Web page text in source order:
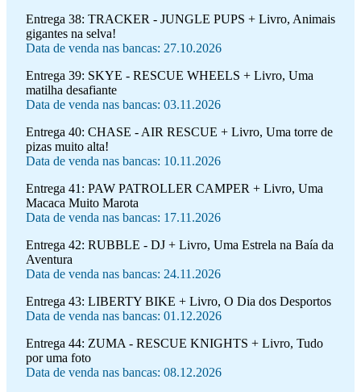
Entrega 38: TRACKER - JUNGLE PUPS + Livro, Animais
gigantes na selva!
Data de venda nas bancas: 27.10.2026
Entrega 39: SKYE - RESCUE WHEELS + Livro, Uma
matilha desafiante
Data de venda nas bancas: 03.11.2026
Entrega 40: CHASE - AIR RESCUE + Livro, Uma torre de
pizas muito alta!
Data de venda nas bancas: 10.11.2026
Entrega 41: PAW PATROLLER CAMPER + Livro, Uma
Macaca Muito Marota
Data de venda nas bancas: 17.11.2026
Entrega 42: RUBBLE - DJ + Livro, Uma Estrela na Baía da
Aventura
Data de venda nas bancas: 24.11.2026
Entrega 43: LIBERTY BIKE + Livro, O Dia dos Desportos
Data de venda nas bancas: 01.12.2026
Entrega 44: ZUMA - RESCUE KNIGHTS + Livro, Tudo
por uma foto
Data de venda nas bancas: 08.12.2026